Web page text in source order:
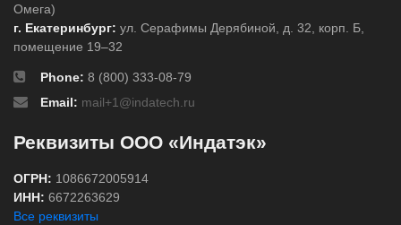
Омега)
г. Екатеринбург: ул. Серафимы Дерябиной, д. 32, корп. Б,
помещение 19–32
Phone: 8 (800) 333-08-79
Email: mail+1@indatech.ru
Реквизиты ООО «Индатэк»
ОГРН: 1086672005914
ИНН: 6672263629
Все реквизиты